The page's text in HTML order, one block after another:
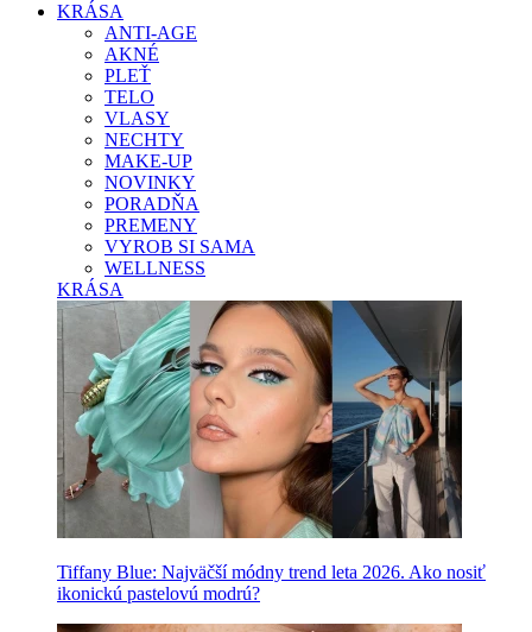
KRÁSA
ANTI-AGE
AKNÉ
PLEŤ
TELO
VLASY
NECHTY
MAKE-UP
NOVINKY
PORADŇA
PREMENY
VYROB SI SAMA
WELLNESS
KRÁSA
Tiffany Blue: Najväčší módny trend leta 2026. Ako nosiť
ikonickú pastelovú modrú?